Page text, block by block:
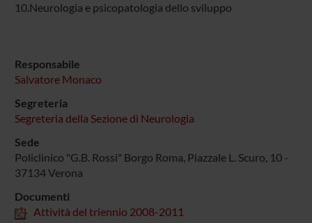
10.Neurologia e psicopatologia dello sviluppo
Responsabile
Salvatore Monaco
Segreteria
Segreteria della Sezione di Neurologia
Sede
Policlinico "G.B. Rossi" Borgo Roma, Piazzale L. Scuro, 10 -
37134 Verona
Documenti
Attività del triennio 2008-2011